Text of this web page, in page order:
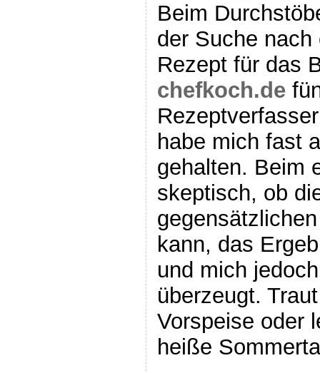
Beim
der Suche
Rezept für das
chefkoch.de
habe mich fast
gehalten. Beim
skeptisch, ob
kann, das
und mich
überzeugt.
Vorspeise oder
heiße